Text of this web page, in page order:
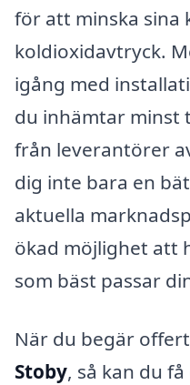
för att minska sina
koldioxidavtryck.
igång med
du inhämtar minst
från leverantörer
dig inte bara en
aktuella
ökad möjlighet att
som bäst passar
När du begär
Stoby, så kan du